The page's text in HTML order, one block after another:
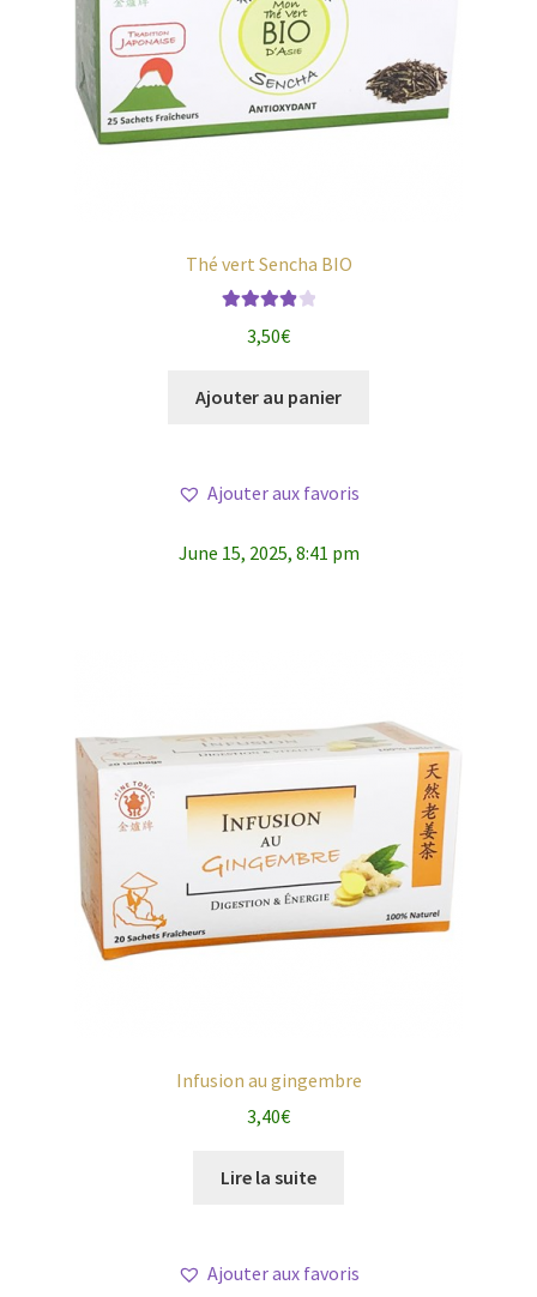
Thé vert Sencha BIO
sur 5
3,50€
Ajouter au panier
Ajouter aux favoris
June 15, 2025, 8:41 pm
Infusion au gingembre
3,40€
Lire la suite
Ajouter aux favoris